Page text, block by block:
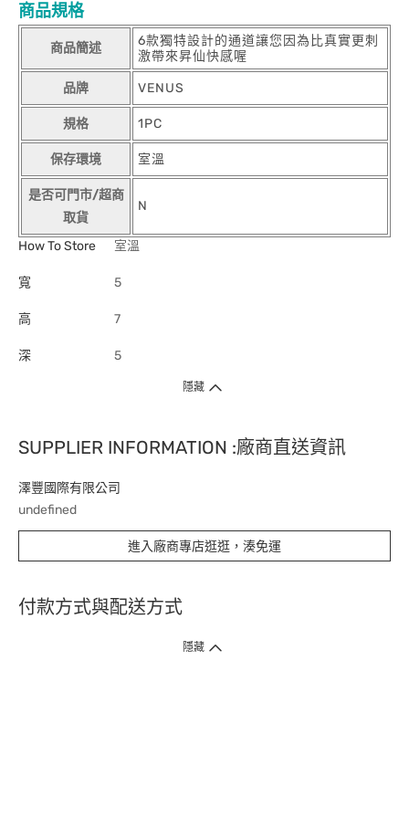
商品規格
商品簡述
6款獨特設計的通道讓您因為比真實更刺
激帶來昇仙快感喔
品牌 VENUS
規格 1PC
保存環境 室溫
是否可門市/超商
取貨
N
How To Store 室溫
寬 5
高 7
深 5
隱藏
SUPPLIER INFORMATION :廠商直送資訊
澤豐國際有限公司
undefined
進入廠商專店逛逛，湊免運
付款方式與配送方式
隱藏